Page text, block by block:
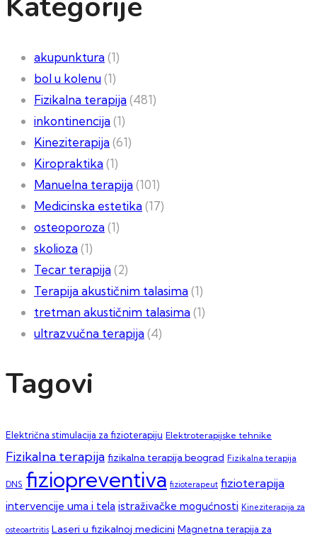
akupunktura(1)
bol u kolenu(1)
Fizikalna terapija(481)
inkontinencija(1)
Kineziterapija(61)
Kiropraktika(1)
Manuelna terapija(101)
Medicinska estetika(17)
osteoporoza(1)
skolioza(1)
Tecar terapija(2)
Terapija akustičnim talasima(1)
tretman akustičnim talasima(1)
ultrazvučna terapija(4)
Tagovi
Električna stimulacija za fizioterapiju Elektroterapijske tehnike
Fizikalna terapija fizikalna terapija beograd Fizikalna terapija
DNS fiziopreventiva fizioterapeut fizioterapija
intervencije uma i tela istraživačke mogućnosti Kineziterapija za
osteoartritis Laseri u fizikalnoj medicini Magnetna terapija za